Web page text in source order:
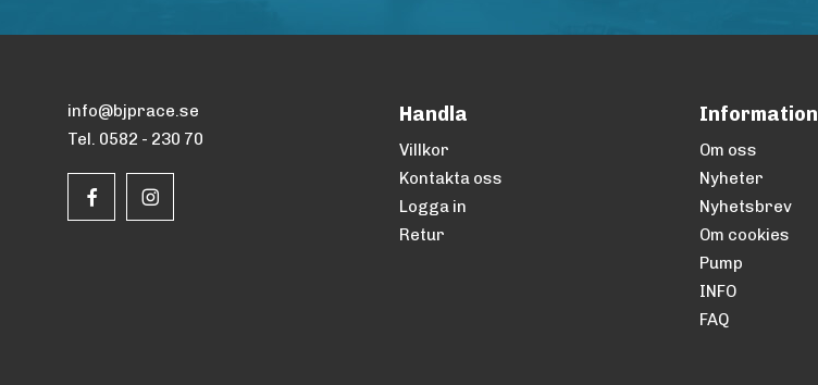
info@bjprace.se
Tel. 0582 - 230 70
Handla
Villkor
Kontakta oss
Logga in
Retur
Information
Om oss
Nyheter
Nyhetsbrev
Om cookies
Pump
INFO
FAQ